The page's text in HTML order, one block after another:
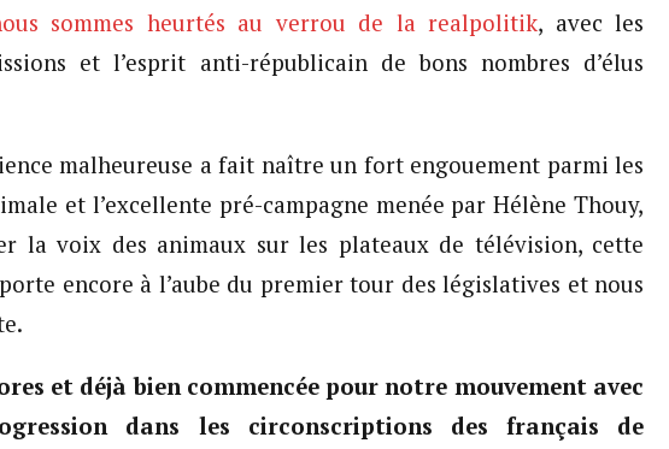
sommes heurtés au verrou de la realpolitik, avec les
et l’esprit anti-républicain de bons nombres d’élus
malheureuse a fait naître un fort engouement parmi les
et l’excellente pré-campagne menée par Hélène Thouy,
la voix des animaux sur les plateaux de télévision, cette
encore à l’aube du premier tour des législatives et nous
et déjà bien commencée pour notre mouvement avec
dans les circonscriptions des français de